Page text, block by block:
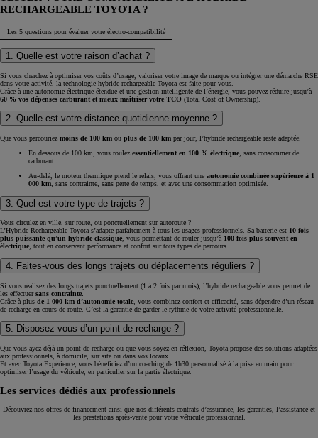
RECHARGEABLE TOYOTA ?
Les 5 questions pour évaluer votre électro-compatibilité
1. Quelle est votre raison d’achat ?
Si vous cherchez à optimiser vos coûts d’usage, valoriser votre image de marque ou intégrer une démarche RSE
dans votre activité, la technologie hybride rechargeable Toyota est faite pour vous.​
Grâce à une autonomie électrique étendue et une gestion intelligente de l’énergie, vous pouvez réduire jusqu’à
60 % vos dépenses carburant et mieux maîtriser votre TCO (Total Cost of Ownership).​
2. Quelle est votre distance quotidienne moyenne ?
Que vous parcouriez moins de 100 km ou plus de 100 km par jour, l’hybride rechargeable reste adaptée.​
En dessous de 100 km, vous roulez essentiellement en 100 % électrique , sans consommer de
carburant.​
Au-delà, le moteur thermique prend le relais, vous offrant une autonomie combinée supérieure à 1
000 km , sans contrainte, sans perte de temps, et avec une consommation optimisée.
3. Quel est votre type de trajets ?​
Vous circulez en ville, sur route, ou ponctuellement sur autoroute ?​
L’Hybride Rechargeable Toyota s’adapte parfaitement à tous les usages professionnels. Sa batterie est 10 fois
plus puissante qu’un hybride classique, vous permettant de rouler jusqu’à 100 fois plus souvent en
électrique, tout en conservant performance et confort sur tous types de parcours.​
4. Faites-vous des longs trajets ou déplacements réguliers ?
Si vous réalisez des longs trajets ponctuellement (1 à 2 fois par mois), l’hybride rechargeable vous permet de
les effectuersans contrainte.​
Grâce à plus de 1 000 km d’autonomie totale , vous combinez confort et efficacité, sans dépendre d’un réseau
de recharge en cours de route. C’est la garantie de garder le rythme de votre activité professionnelle.​
5. Disposez-vous d’un point de recharge ?
Que vous ayez déjà un point de recharge ou que vous soyez en réflexion, Toyota propose des solutions adaptées
aux professionnels, à domicile, sur site ou dans vos locaux.​
Et avec Toyota Expérience, vous bénéficiez d’un coaching de 1h30 personnalisé à la prise en main pour
optimiser l’usage du véhicule, en particulier sur la partie électrique.
Les services dédiés aux professionnels
Découvrez nos offres de financement ainsi que nos différents contrats d’assurance, les garanties, l’assistance et
les prestations après-vente pour votre véhicule professionnel.